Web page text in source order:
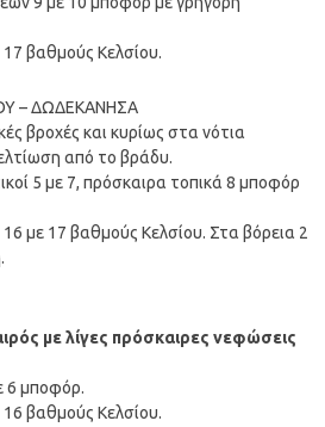
βαθμούς Κελσίου.
– ΔΩΔΕΚΑΝΗΣΑ
βροχές και κυρίως στα νότια
από το βράδυ.
5 με 7, πρόσκαιρα τοπικά 8 μποφόρ
με 17 βαθμούς Κελσίου. Στα βόρεια 2
με λίγες πρόσκαιρες νεφώσεις
6 μποφόρ.
βαθμούς Κελσίου.